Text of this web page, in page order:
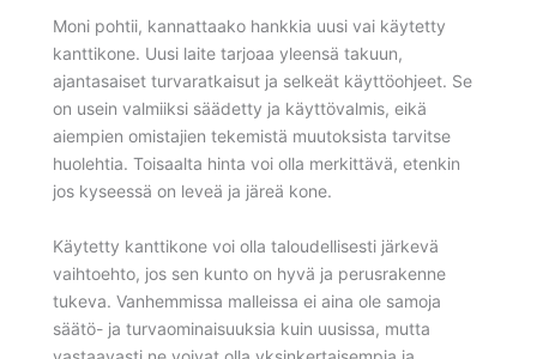
Moni pohtii, kannattaako hankkia uusi vai käytetty
kanttikone. Uusi laite tarjoaa yleensä takuun,
ajantasaiset turvaratkaisut ja selkeät käyttöohjeet. Se
on usein valmiiksi säädetty ja käyttövalmis, eikä
aiempien omistajien tekemistä muutoksista tarvitse
huolehtia. Toisaalta hinta voi olla merkittävä, etenkin
jos kyseessä on leveä ja järeä kone.
Käytetty kanttikone voi olla taloudellisesti järkevä
vaihtoehto, jos sen kunto on hyvä ja perusrakenne
tukeva. Vanhemmissa malleissa ei aina ole samoja
säätö- ja turvaominaisuuksia kuin uusissa, mutta